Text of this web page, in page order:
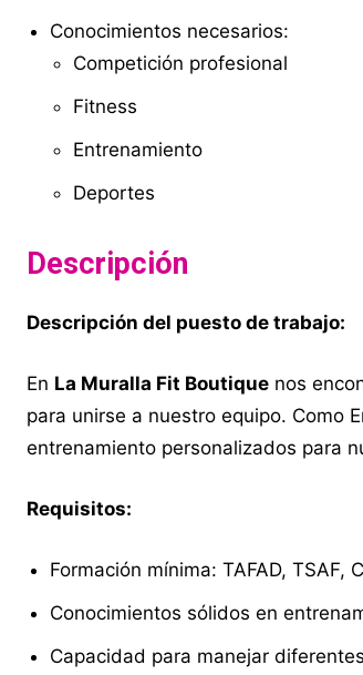
Conocimientos necesarios:
Competición profesional
Fitness
Entrenamiento
Deportes
Descripción
Descripción del puesto de trabajo:
En La Muralla Fit Boutique nos
para unirse a nuestro equipo. Como
entrenamiento personalizados para
Requisitos:
Formación mínima: TAFAD, TSAF,
Conocimientos sólidos en
Capacidad para manejar